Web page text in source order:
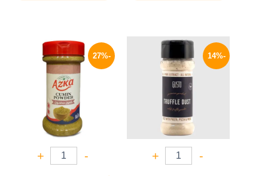
-14%
-
+
السعر
هو:
360 EGP.
السعر
الحالي
هو:
310 EGP.
-27%
-
+
السعر
الأصلي
هو:
130 EGP.
السعر
هو:
95 EGP.